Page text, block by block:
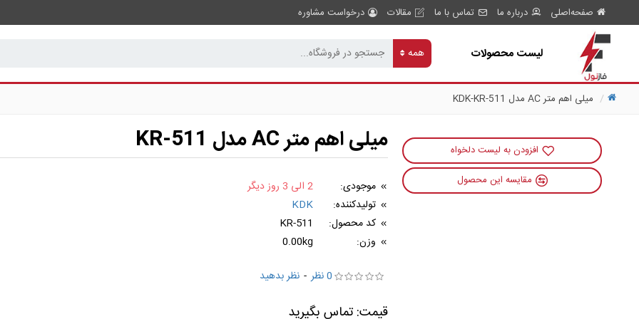
صفحه‌اصلی درباره ما تماس با ما مقالات درخواست مشاوره
لیست محصولات همه
میلی اهم متر AC مدل KDK-KR-511
افزودن به لیست دلخواه
مقایسه این محصول
میلی اهم متر AC مدل KR-511
موجودی:
2 الی 3 روز دیگر
تولیدکننده:
KDK
کد محصول:
KR-511
وزن:
0.00kg
0 نظر
- نظر بدهید